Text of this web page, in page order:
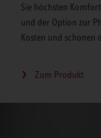
Sie höchsten
und der Option zur
Kosten und schonen
Zum Produkt